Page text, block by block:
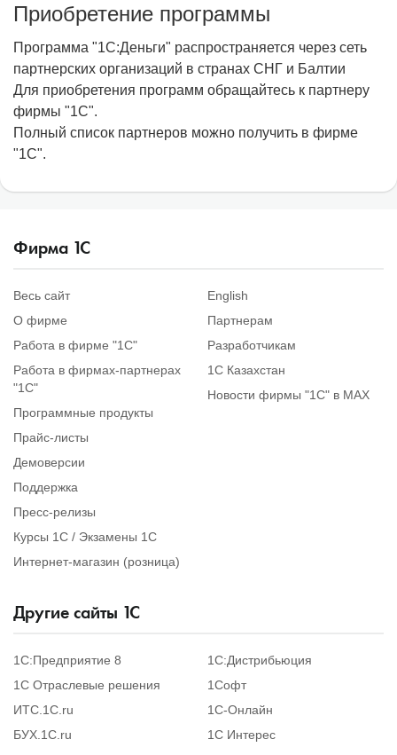
Приобретение программы
Программа "1С:Деньги" распространяется через сеть
партнерских организаций в странах СНГ и Балтии
Для приобретения программ обращайтесь к партнеру
фирмы "1С".
Полный список партнеров можно получить в фирме
"1С".
Фирма 1С
Весь сайт
О фирме
Работа в фирме "1С"
Работа в фирмах-партнерах
"1С"
Программные продукты
Прайс-листы
Демоверсии
Поддержка
Пресс-релизы
Курсы 1С / Экзамены 1С
Интернет-магазин (розница)
English
Партнерам
Разработчикам
1С Казахстан
Новости фирмы "1С" в MAX
Другие сайты 1С
1С:Предприятие 8
1С Отраслевые решения
ИТС.1C.ru
БУХ.1С.ru
1С:Дистрибьюция
1Софт
1С-Онлайн
1С Интерес